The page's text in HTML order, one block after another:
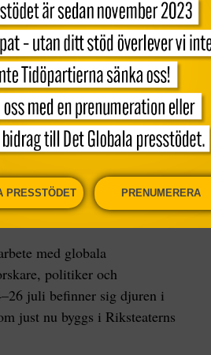
Kashope Faje
med globala
politiker och
juli befinner sig djuren i
just nu byggs i Riksteaterns
PRESSTÖDET PRENUMERERA